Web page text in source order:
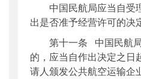
中国民航局应当自受
出是否准予经营许可的决
第十一条 中国民航
的，应当自作出决定之日
请人颁发公共航空运输企